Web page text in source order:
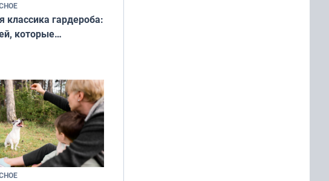
классика гардероба:
которые
в любой сезон